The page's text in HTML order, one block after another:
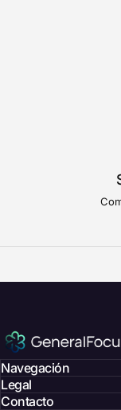
GeneralFocus Chile
Navegación
Legal
Contacto